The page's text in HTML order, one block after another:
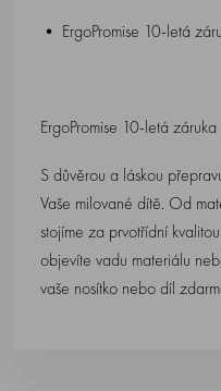
• ErgoPromise 10-letá
ErgoPromise 10-letá záruka
S důvěrou a láskou
Vaše milované dítě. Od
stojíme za prvotřídní
objevíte vadu materiálu
vaše nosítko nebo díl